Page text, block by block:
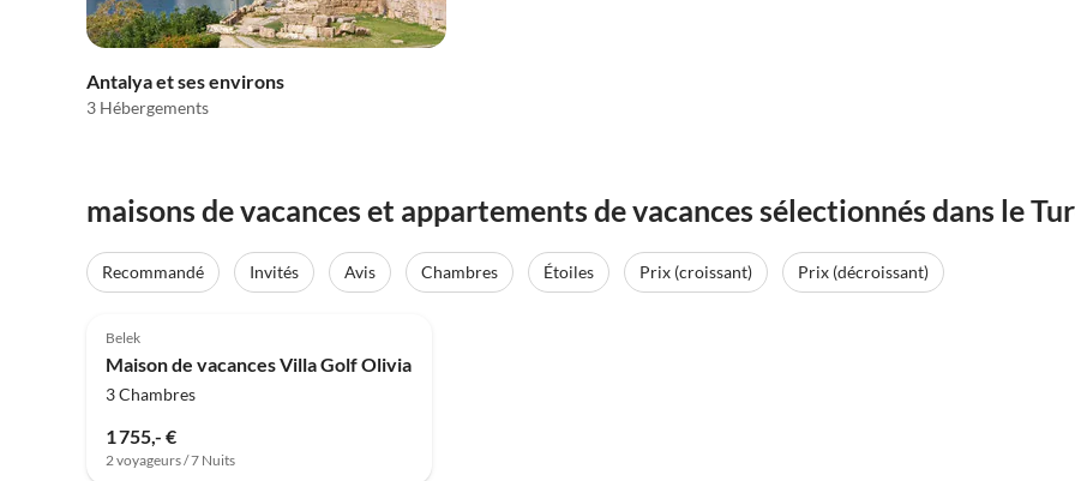
Antalya et ses environs
3 Hébergements
maisons de vacances et appartements de vacances sélectionnés dans le
Recommandé Invités Avis Chambres Étoiles Prix (croissant)
Prix (décroissant)
Belek
Maison de vacances Villa Golf Olivia
3 Chambres
1 755,- €
2 voyageurs / 7 Nuits